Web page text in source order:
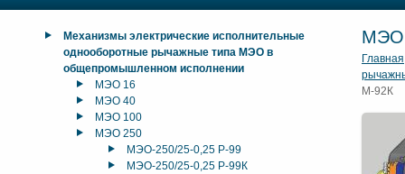
Механизмы электрические исполнительные
однооборотные рычажные типа МЭО в
общепромышленном исполнении
МЭО 16
МЭО 40
МЭО 100
МЭО 250
МЭО-250/25-0,25 Р-99
МЭО-250/25-0,25 Р-99К
МЭО
Главная
М-92К